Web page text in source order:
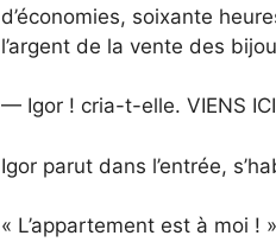
d’économies, soixante
l’argent de la vente des
— Igor ! cria-t-elle. VIENS
Igor parut dans l’entrée,
« L’appartement est à moi